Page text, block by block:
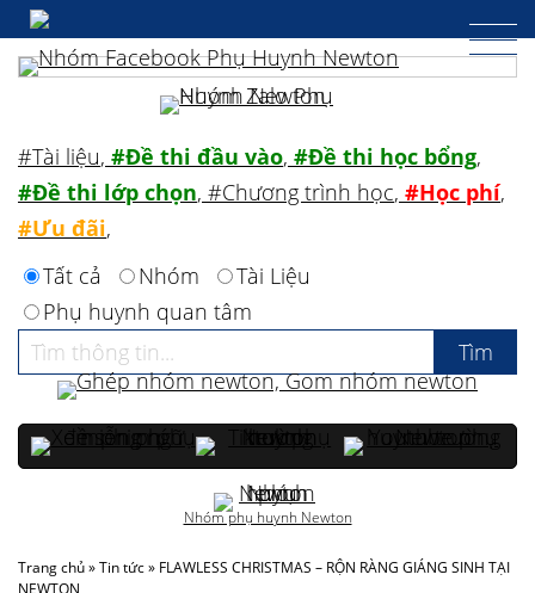
Trang chủ»Tin tức» FLAWLESS CHRISTMAS – RỘN RÀNG GIÁNG SINH TẠI
NEWTON
#Tài liệu, #Đề thi đầu vào, #Đề thi học bổng,
#Đề thi lớp chọn, #Chương trình học, #Học phí,
#Ưu đãi,
Tất cả
Nhóm
Tài Liệu
Phụ huynh quan tâm
Nhóm phụ huynh Newton